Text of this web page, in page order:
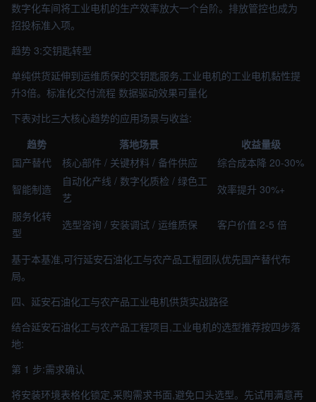
数字化车间将工业电机的生产效率放大一个台阶。排放管控也成为
招投标准入项。
趋势 3:交钥匙转型
单纯供货延伸到运维质保的交钥匙服务,工业电机的工业电机黏性提
升3倍。标准化交付流程 数据驱动效果可量化
下表对比三大核心趋势的应用场景与收益:
趋势
落地场景
收益量级
国产替代
核心部件 / 关键材料 / 备件供应
综合成本降 20-30%
智能制造
自动化产线 / 数字化质检 / 绿色工
艺
效率提升 30%+
服务化转
型
选型咨询 / 安装调试 / 运维质保 客户价值 2-5 倍
基于本基准,可行延安石油化工与农产品工程团队优先国产替代布
局。
四、延安石油化工与农产品工业电机供货实战路径
结合延安石油化工与农产品工程项目,工业电机的选型推荐按四步落
地:
第 1 步:需求确认
将安装环境表格化锁定,采购需求书面,避免口头选型。先试用满意再